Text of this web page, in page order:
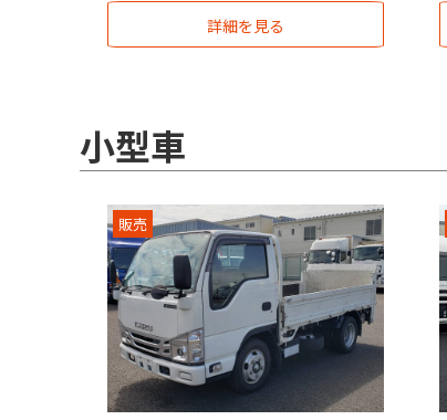
詳細を見る
小型車
販売